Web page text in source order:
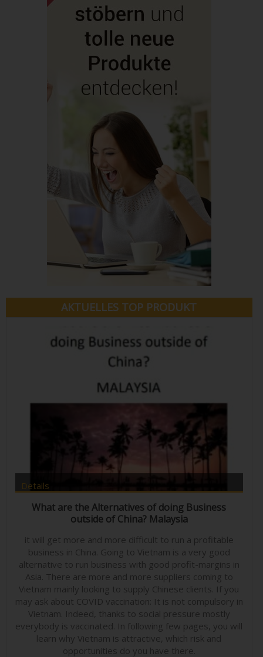
AKTUELLES TOP PRODUKT
Details
What are the Alternatives of doing Business
outside of China? Malaysia
it will get more and more difficult to run a profitable
business in China. Going to Vietnam is a very good
alternative to run business with good profit-margins in
Asia. There are more and more suppliers coming to
Vietnam mainly looking to supply Chinese clients. If you
may ask about COVID vaccination: It is not compulsory in
Vietnam. Indeed, thanks to social pressure mostly
everybody is vaccinated. In following few pages, you will
learn why Vietnam is attractive, which risk and
opportunities do you have there.